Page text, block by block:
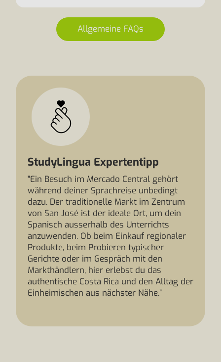
Allgemeine FAQs
StudyLingua Expertentipp
"Ein Besuch im Mercado Central gehört
während deiner Sprachreise unbedingt
dazu. Der traditionelle Markt im Zentrum
von San José ist der ideale Ort, um dein
Spanisch ausserhalb des Unterrichts
anzuwenden. Ob beim Einkauf regionaler
Produkte, beim Probieren typischer
Gerichte oder im Gespräch mit den
Markthändlern, hier erlebst du das
authentische Costa Rica und den Alltag der
Einheimischen aus nächster Nähe.”